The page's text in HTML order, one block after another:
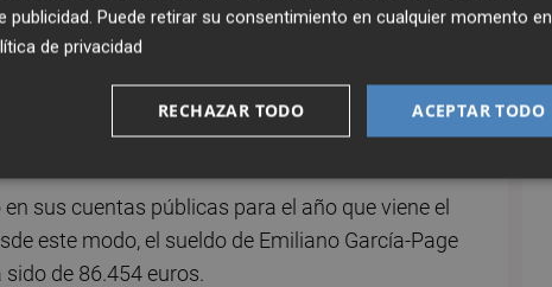
Capellán, pasa de 82.750,6 euros anuales al
anual de su homóloga en Extremadura,
proporción de lo que permita el Estado.
sus cuentas públicas para el año que viene el
este modo, el sueldo de Emiliano García-Page
de 86.454 euros.
publicidad. Puede retirar su consentimiento en cualquier momento en
de privacidad
ACEPTAR TODO
RECHAZAR TODO